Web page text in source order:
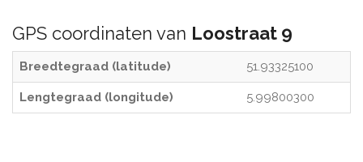
GPS coordinaten van Loostraat 9
Breedtegraad (latitude) 51.93325100
Lengtegraad (longitude) 5.99800300